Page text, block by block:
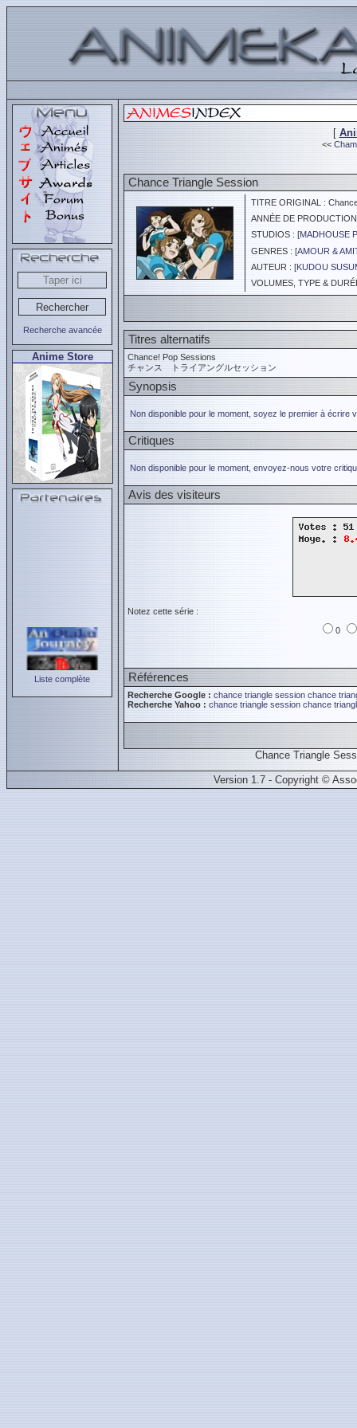
Recherche avancée
Anime Store
Liste complète
[
<<
Chance Triangle Session
TITRE ORIGINAL :
ANNÉE DE
STUDIOS : [MADHOUSE
GENRES : [AMOUR &
AUTEUR : [KUDOU
VOLUMES, TYPE &
Titres alternatifs
Chance! Pop Sessions
チャンス トライアングルセッション
Synopsis
Non disponible pour le moment, soyez le premier à écrire
Critiques
Non disponible pour le moment, envoyez-nous votre
Avis des visiteurs
Notez cette série :
0
Références
Recherche Google : chance triangle session chance
Recherche Yahoo : chance triangle session chance
Chance Triangle
Version 1.7 - Copyright ©